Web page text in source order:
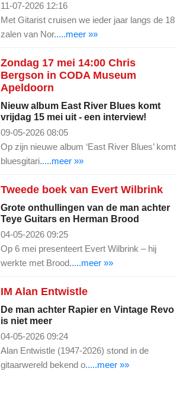
11-07-2026 12:16
Met Gitarist cruisen we ieder jaar langs de 18
zalen van Nor.....meer »»
Zondag 17 mei 14:00 Chris
Bergson in CODA Museum
Apeldoorn
Nieuw album East River Blues komt
vrijdag 15 mei uit - een interview!
09-05-2026 08:05
Op zijn nieuwe album ‘East River Blues’ komt
bluesgitari.....meer »»
Tweede boek van Evert Wilbrink
Grote onthullingen van de man achter
Teye Guitars en Herman Brood
04-05-2026 09:25
Op 6 mei presenteert Evert Wilbrink – hij
werkte met Brood.....meer »»
IM Alan Entwistle
De man achter Rapier en Vintage Revo
is niet meer
04-05-2026 09:24
Alan Entwistle (1947-2026) stond in de
gitaarwereld bekend o.....meer »»